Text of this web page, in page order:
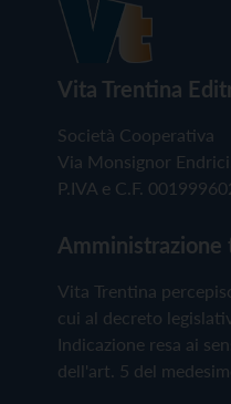
Vita Trentina
Società Cooperativa
Via Monsignor
P.IVA e C.F.
Amministrazione
Vita Trentina
cui al decreto
Indicazione resa ai
dell'art. 5 del